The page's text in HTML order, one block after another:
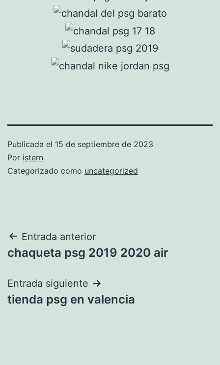
Publicada el 15 de septiembre de 2023
Por istern
Categorizado como uncategorized
Navegación
de
entradas
Entrada anterior
chaqueta psg 2019 2020 air
Entrada siguiente
tienda psg en valencia